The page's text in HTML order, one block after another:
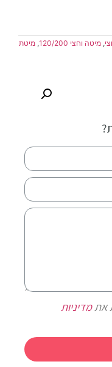
, מיטה וחצי 120/200 , מיטת
אתמדיניות